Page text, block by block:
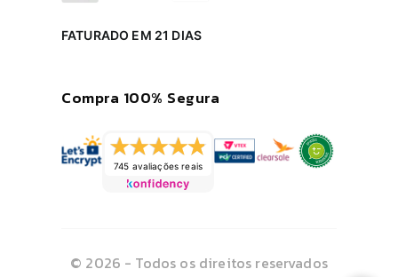
FATURADO EM 21 DIAS
Compra 100% Segura
745 avaliações reais
© 2026 - Todos os direitos reservados